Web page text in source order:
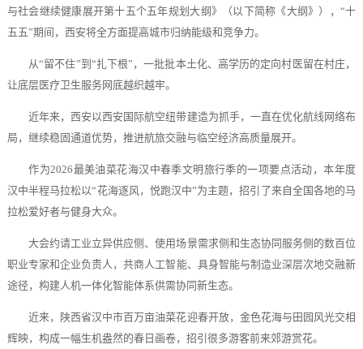
与社会继续健康展开第十五个五年规划大纲》（以下简称《大纲》），“十
五五”期间，西安将全方面提高城市归纳能级和竞争力。
从“留不住”到“扎下根”，一批批本土化、高学历的定向村医留在村庄，
让底层医疗卫生服务网底越织越牢。
近年来，西安以西安国际航空纽带建造为抓手，一直在优化航线网络布
局，继续稳固通道优势，推进航旅交融与临空经济高质量展开。
作为2026最美油菜花海汉中春季文明旅行季的一项要点活动，本年度
汉中半程马拉松以“花海逐风，悦跑汉中”为主题，招引了来自全国各地的马
拉松爱好者与健身大众。
大会约请工业立异供应侧、使用场景需求侧和生态协同服务侧的数百位
职业专家和企业负责人，共商人工智能、具身智能与制造业深层次地交融新
途径，构建人机一体化智能体系供需协同新生态。
近来，陕西省汉中市百万亩油菜花迎春开放，金色花海与田园风光交相
辉映，构成一幅生机盎然的春日画卷，招引很多游客前来郊游赏花。